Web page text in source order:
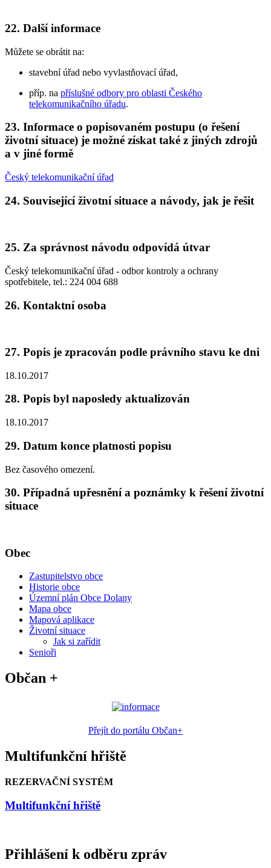
22. Další informace
Můžete se obrátit na:
stavební úřad nebo vyvlastňovací úřad,
příp. na příslušné odbory pro oblasti Českého
telekomunikačního úřadu.
23. Informace o popisovaném postupu (o řešení
životní situace) je možné získat také z jiných zdrojů
a v jiné formě
Český telekomunikační úřad
24. Související životní situace a návody, jak je řešit
25. Za správnost návodu odpovídá útvar
Český telekomunikační úřad - odbor kontroly a ochrany
spotřebitele, tel.: 224 004 688
26. Kontaktní osoba
27. Popis je zpracován podle právního stavu ke dni
18.10.2017
28. Popis byl naposledy aktualizován
18.10.2017
29. Datum konce platnosti popisu
Bez časového omezení.
30. Případná upřesnění a poznámky k řešení životní
situace
Obec
Zastupitelstvo obce
Historie obce
Územní plán Obce Dolany
Mapa obce
Mapová aplikace
Životní situace
Jak si zařídit
Senioři
Občan +
Přejít do portálu Občan+
Multifunkční hřiště
REZERVAČNÍ SYSTÉM
Multifunkční hřiště
Přihlášení k odběru zpráv